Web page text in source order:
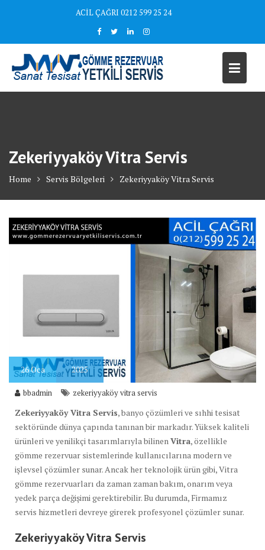
ACİL ÇAĞRI 0212 599 25 24
Zekeriyyaköy Vitra Servis
Home Servis Bölgeleri Zekeriyyaköy Vitra Servis
26Oca 2025
bbadmin zekeriyyaköy vitra servis
Zekeriyyaköy Vitra Servis, banyo çözümleri ve sıhhi tesisat
sektöründe dünya çapında tanınan bir markadır. Yüksek kaliteli
ürünleri ve yenilikçi tasarımlarıyla bilinen Vitra, özellikle
gömme rezervuar sistemlerinde kullanıcılarına modern ve
işlevsel çözümler sunar. Ancak her teknolojik ürün gibi, Vitra
gömme rezervuarları da zaman zaman bakım, onarım veya
yedek parça değişimi gerektirebilir. Bu durumda, Firmamız
servis hizmetleri devreye girerek profesyonel çözümler sunar.
Zekeriyyaköy Vitra Servis